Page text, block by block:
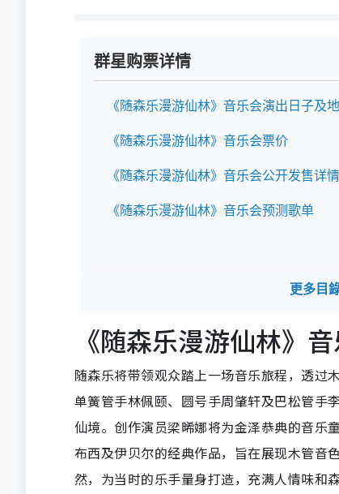
群星购票详情
《随森乐漫游仙林》音乐会演出日子及
《随森乐漫游仙林》音乐会票价
《随森乐漫游仙林》音乐会公开发售详情
《随森乐漫游仙林》音乐会预测歌单
《随森乐漫游仙林》
随森乐将带领观众踏上一场音乐旅程，透过
单簧管手林佩颐、圆号手周肇轩及巴松管手
仙境。创作演员梁晞娜将为金泽恭典的音乐
布西及伊贝尔的经典作品，旨在展现木管音
然，为当时的乐手量身打造，充满人情味和